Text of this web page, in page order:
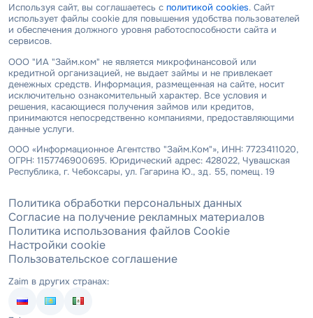
Используя сайт, вы соглашаетесь с политикой cookies. Сайт
использует файлы cookie для повышения удобства пользователей
и обеспечения должного уровня работоспособности сайта и
сервисов.
ООО "ИА "Займ.ком" не является микрофинансовой или
кредитной организацией, не выдает займы и не привлекает
денежных средств. Информация, размещенная на сайте, носит
исключительно ознакомительный характер. Все условия и
решения, касающиеся получения займов или кредитов,
принимаются непосредственно компаниями, предоставляющими
данные услуги.
ООО «Информационное Агентство "Займ.Ком"», ИНН: 7723411020,
ОГРН: 1157746900695. Юридический адрес: 428022, Чувашская
Республика, г. Чебоксары, ул. Гагарина Ю., зд. 55, помещ. 19
Политика обработки персональных данных
Согласие на получение рекламных материалов
Политика использования файлов Cookie
Настройки cookie
Пользовательское соглашение
Zaim в других странах: